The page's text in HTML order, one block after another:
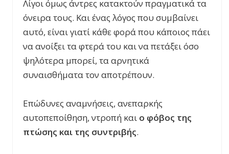
Λίγοι όμως άντρες κατακτούν πραγματικά τα
όνειρα τους. Και ένας λόγος που συμβαίνει
αυτό, είναι γιατί κάθε φορά που κάποιος πάει
να ανοίξει τα φτερά του και να πετάξει όσο
ψηλότερα μπορεί, τα αρνητικά
συναισθήματα τον αποτρέπουν.
Επώδυνες αναμνήσεις, ανεπαρκής
αυτοπεποίθηση, ντροπή και ο φόβος της
πτώσης και της συντριβής.